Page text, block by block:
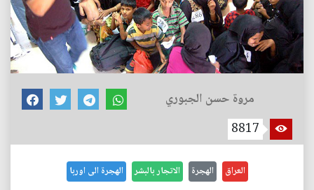
مروة حسن الجبوري
8817
العراق الهجرة الاتجار بالبشر الهجرة الى اوربا